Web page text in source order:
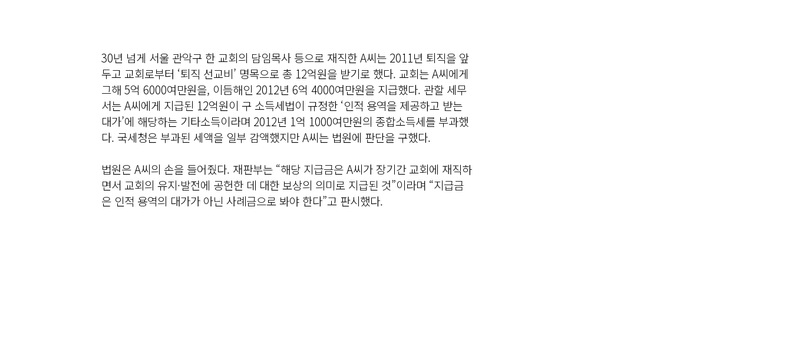
30년 넘게 서울 관악구 한 교회의 담임목사 등으로 재직한 A씨는 2011년 퇴직을 앞
두고 교회로부터 ‘퇴직 선교비’ 명목으로 총 12억원을 받기로 했다. 교회는 A씨에게
그해 5억 6000여만원을, 이듬해인 2012년 6억 4000여만원을 지급했다. 관할 세무
서는 A씨에게 지급된 12억원이 구 소득세법이 규정한 ‘인적 용역을 제공하고 받는
대가’에 해당하는 기타소득이라며 2012년 1억 1000여만원의 종합소득세를 부과했
다. 국세청은 부과된 세액을 일부 감액했지만 A씨는 법원에 판단을 구했다.
법원은 A씨의 손을 들어줬다. 재판부는 “해당 지급금은 A씨가 장기간 교회에 재직하
면서 교회의 유지·발전에 공헌한 데 대한 보상의 의미로 지급된 것”이라며 “지급금
은 인적 용역의 대가가 아닌 사례금으로 봐야 한다”고 판시했다.